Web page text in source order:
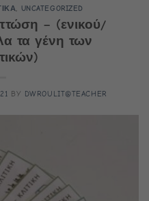
, UNCATEGORIZED
– (ενικού/
τα γένη των
BY DWROULIT@TEACHER